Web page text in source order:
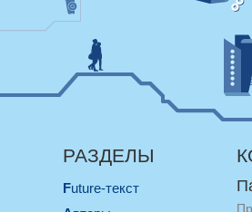
РАЗДЕЛЫ
Future-текст